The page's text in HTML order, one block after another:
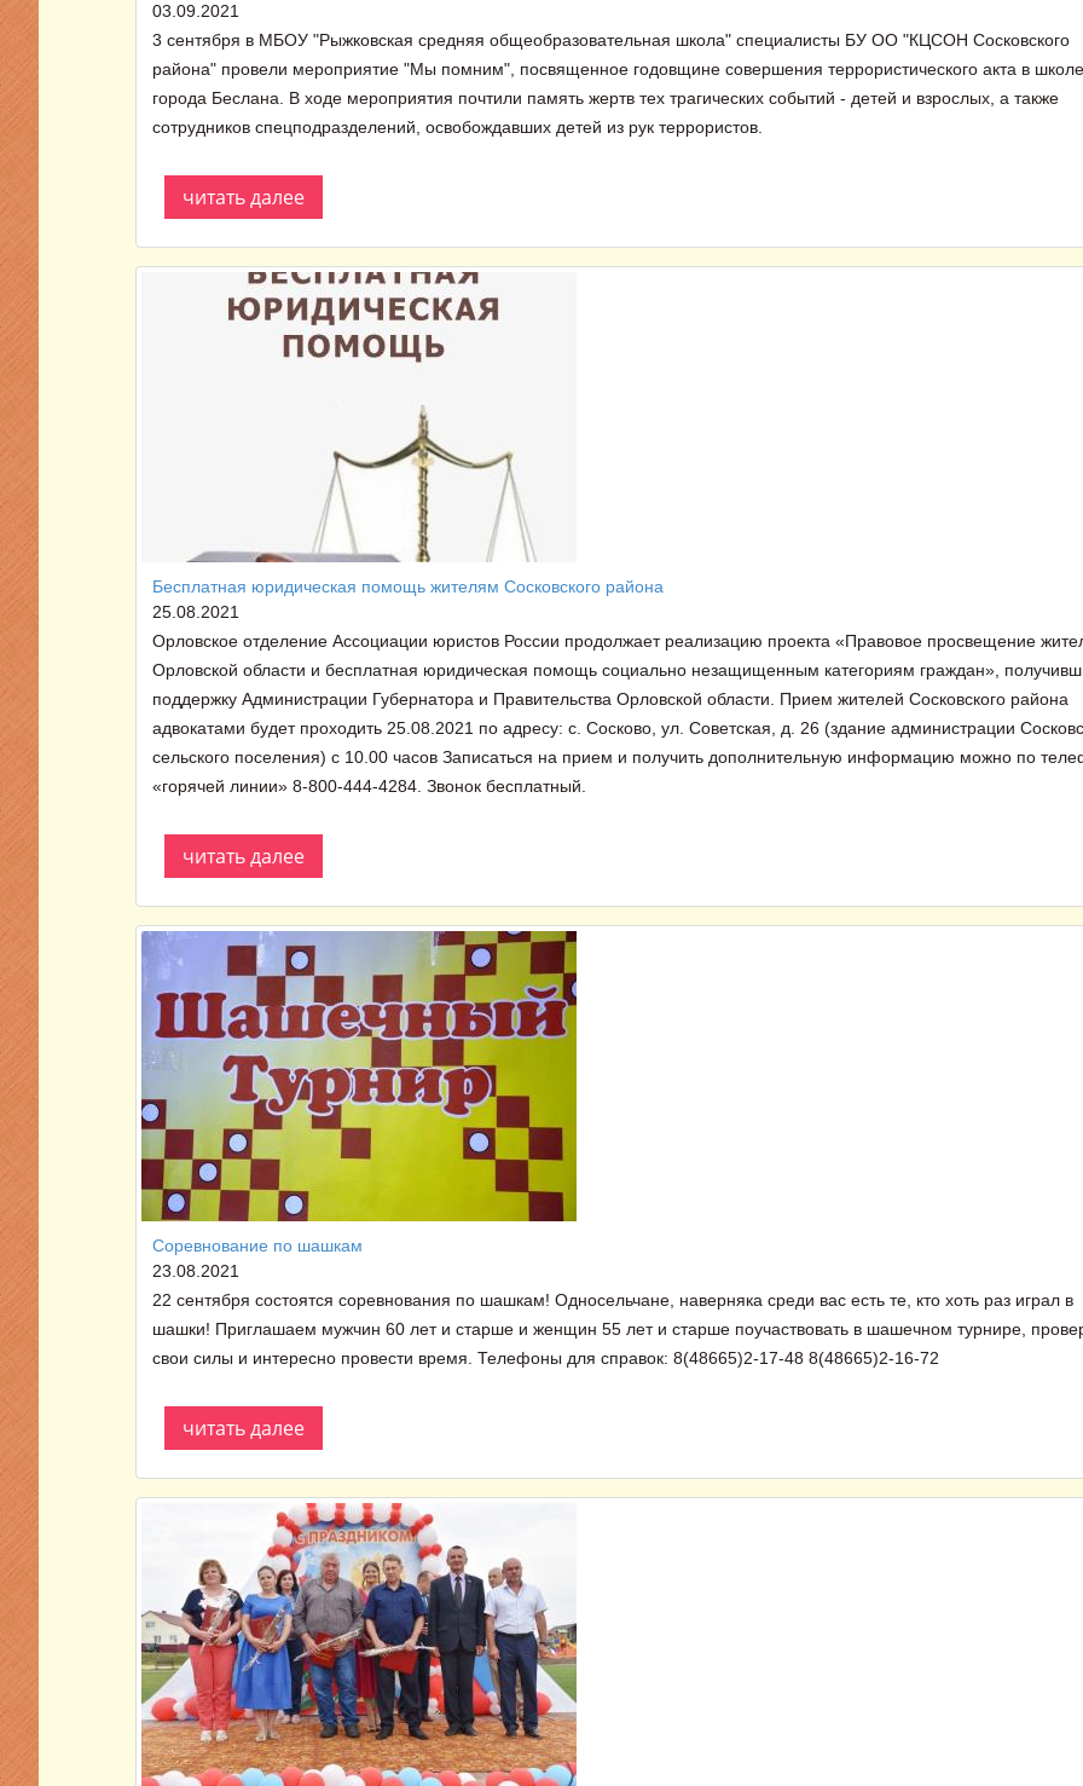
03.09.2021
3 сентября в МБОУ "Рыжковская средняя общеобразовательная школа" специалисты БУ ОО "КЦСОН Сосковского
района" провели мероприятие "Мы помним", посвященное годовщине совершения террористического акта в
города Беслана. В ходе мероприятия почтили память жертв тех трагических событий - детей и взрослых, а также
сотрудников спецподразделений, освобождавших детей из рук террористов.
читать далее
Бесплатная юридическая помощь жителям Сосковского района
25.08.2021
Орловское отделение Ассоциации юристов России продолжает реализацию проекта «Правовое просвещение
Орловской области и бесплатная юридическая помощь социально незащищенным категориям граждан»,
поддержку Администрации Губернатора и Правительства Орловской области. Прием жителей Сосковского района
адвокатами будет проходить 25.08.2021 по адресу: с. Сосково, ул. Советская, д. 26 (здание администрации
сельского поселения) с 10.00 часов Записаться на прием и получить дополнительную информацию можно по
«горячей линии» 8-800-444-4284. Звонок бесплатный.
читать далее
Соревнование по шашкам
23.08.2021
22 сентября состоятся соревнования по шашкам! Односельчане, наверняка среди вас есть те, кто хоть раз играл в
шашки! Приглашаем мужчин 60 лет и старше и женщин 55 лет и старше поучаствовать в шашечном турнире,
свои силы и интересно провести время. Телефоны для справок: 8(48665)2-17-48 8(48665)2-16-72
читать далее